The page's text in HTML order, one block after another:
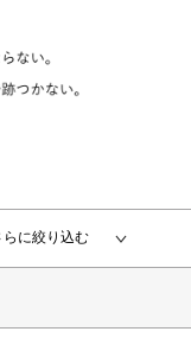
らに絞り込む